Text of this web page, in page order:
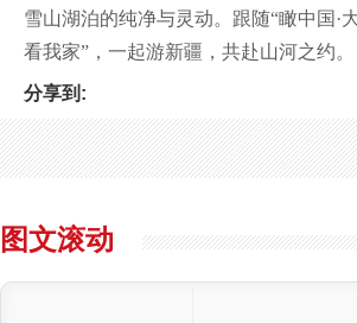
雪山湖泊的纯净与灵动。跟随“瞰中国·
看我家”，一起游新疆，共赴山河之约。
分享到:
图文滚动